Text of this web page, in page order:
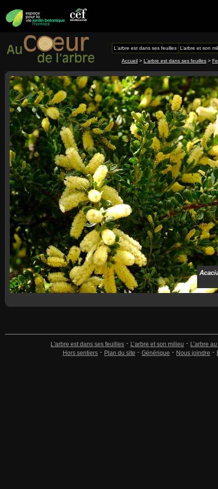
L'arbre est dans ses feuilles L’arbre et son
Accueil > L'arbre est dans ses feuilles >
L'arbre est dans ses feuilles L’arbre et son milieu
L’arbre
Hors sentiers
Plan du site Générique Nous joindre